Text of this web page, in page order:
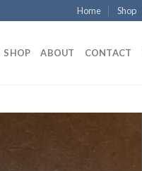
Home Shop
SHOP ABOUT CONTACT